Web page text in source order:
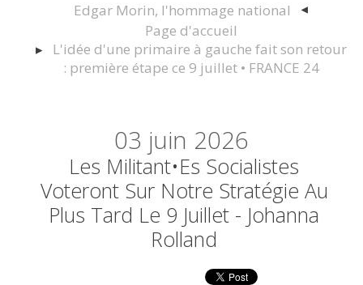
Edgar Morin, l'hommage national
Page d'accueil
L'idée d'une primaire à gauche fait son retour
: première étape ce 9 juillet • FRANCE 24
03 juin 2026
Les Militant•es Socialistes
Voteront Sur Notre Stratégie Au
Plus Tard Le 9 Juillet - Johanna
Rolland